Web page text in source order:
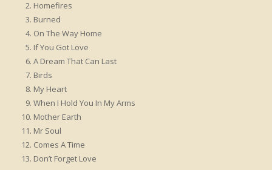
Homefires
Burned
On The Way Home
If You Got Love
A Dream That Can Last
Birds
My Heart
When I Hold You In My Arms
Mother Earth
Mr Soul
Comes A Time
Don’t Forget Love